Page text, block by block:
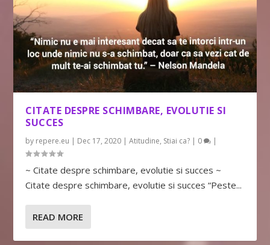
CITATE DESPRE SCHIMBARE, EVOLUTIE SI
SUCCES
by repere.eu | Dec 17, 2020 |Atitudine, Stiai ca? | 0 |
~ Citate despre schimbare, evolutie si succes ~
Citate despre schimbare, evolutie si succes “Peste...
READ MORE